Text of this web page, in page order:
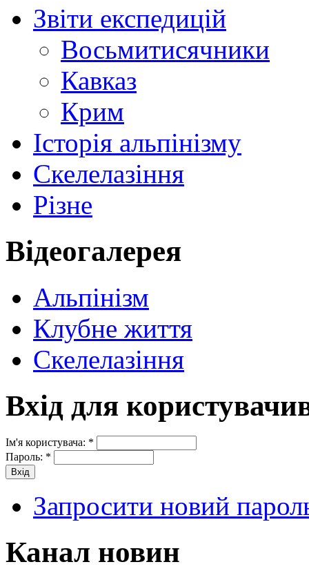
Звіти експедицій
Восьмитисячники
Кавказ
Крим
Історія альпінізму
Скелелазіння
Різне
Відеогалерея
Альпінізм
Клубне життя
Скелелазіння
Вхід для
Ім'я користувача: *
Пароль: *
Запросити новий
Канал новин